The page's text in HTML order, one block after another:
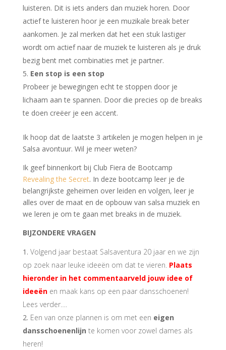
luisteren. Dit is iets anders dan muziek horen. Door
actief te luisteren hoor je een muzikale break beter
aankomen. Je zal merken dat het een stuk lastiger
wordt om actief naar de muziek te luisteren als je druk
bezig bent met combinaties met je partner.
Een stop is een stop
Probeer je bewegingen echt te stoppen door je
lichaam aan te spannen. Door die precies op de breaks
te doen creëer je een accent.
Ik hoop dat de laatste 3 artikelen je mogen helpen in je
Salsa avontuur. Wil je meer weten?
Ik geef binnenkort bij Club Fiera de Bootcamp
Revealing the Secret. In deze bootcamp leer je de
belangrijkste geheimen over leiden en volgen, leer je
alles over de maat en de opbouw van salsa muziek en
we leren je om te gaan met breaks in de muziek.
BIJZONDERE VRAGEN
Volgend jaar bestaat Salsaventura 20 jaar en we zijn
op zoek naar leuke ideeën om dat te vieren. Plaats
hieronder in het commentaarveld jouw idee of
ideeën en maak kans op een paar dansschoenen!
Lees verder….
Een van onze plannen is om met een eigen
dansschoenenlijn te komen voor zowel dames als
heren!